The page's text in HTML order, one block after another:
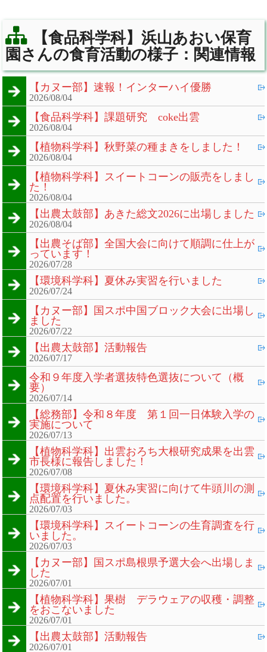
【食品科学科】浜山あおい保育
園さんの食育活動の様子：関連情報
【カヌー部】速報！インターハイ優勝
2026/08/04
【食品科学科】課題研究 coke出雲
2026/08/04
【植物科学科】秋野菜の種まきをしました！
2026/08/04
【植物科学科】スイートコーンの販売をしまし
た！
2026/08/04
【出農太鼓部】あきた総文2026に出場しました
2026/08/04
【出農そば部】全国大会に向けて順調に仕上が
っています！
2026/07/28
【環境科学科】夏休み実習を行いました
2026/07/24
【カヌー部】国スポ中国ブロック大会に出場し
ました
2026/07/22
【出農太鼓部】活動報告
2026/07/17
令和９年度入学者選抜特色選抜について（概
要）
2026/07/14
【総務部】令和８年度 第１回一日体験入学の
実施について
2026/07/13
【植物科学科】出雲おろち大根研究成果を出雲
市長様に報告しました！
2026/07/08
【環境科学科】夏休み実習に向けて牛頭川の測
点配置を行いました。
2026/07/03
【環境科学科】スイートコーンの生育調査を行
いました。
2026/07/03
【カヌー部】国スポ島根県予選大会へ出場しま
した
2026/07/01
【植物科学科】果樹 デラウェアの収穫・調整
をおこないました
2026/07/01
【出農太鼓部】活動報告
2026/07/01